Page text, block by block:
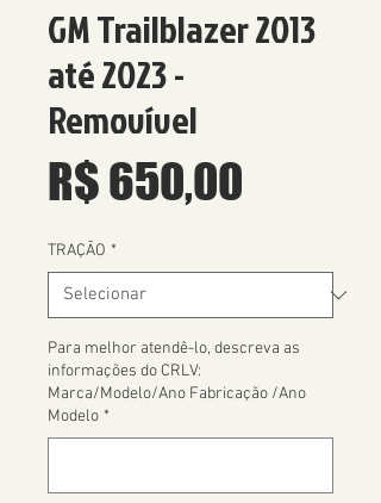
GM Trailblazer 2013
até 2023 -
Removível
R$ 650,00
TRAÇÃO *
Para melhor atendê-lo, descreva as
informações do CRLV:
Marca/Modelo/Ano Fabricação /Ano
Modelo *